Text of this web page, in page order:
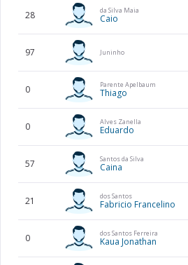
28 da Silva Maia
Caio
97 Juninho
0 Parente Apelbaum
Thiago
0 Alves Zanella
Eduardo
57 Santos da Silva
Caina
21 dos Santos
Fabricio Francelino
0 dos Santos Ferreira
Kaua Jonathan